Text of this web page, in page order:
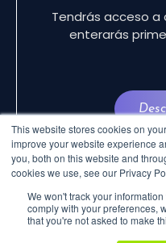
This website stores cookies on
improve your website experience
you, both on this website and
cookies we use, see our Privacy
We won't track your
comply with your preferences,
that you're not asked to make
Tendrás acceso a
enterarás